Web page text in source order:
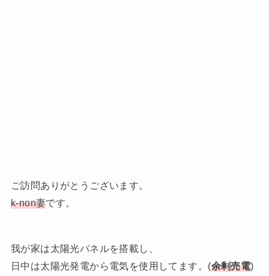
ご訪問ありがとうございます。
k-non妻です。
我が家は太陽光パネルを搭載し、
日中は太陽光発電から電気を使用してます。(余剰売電)